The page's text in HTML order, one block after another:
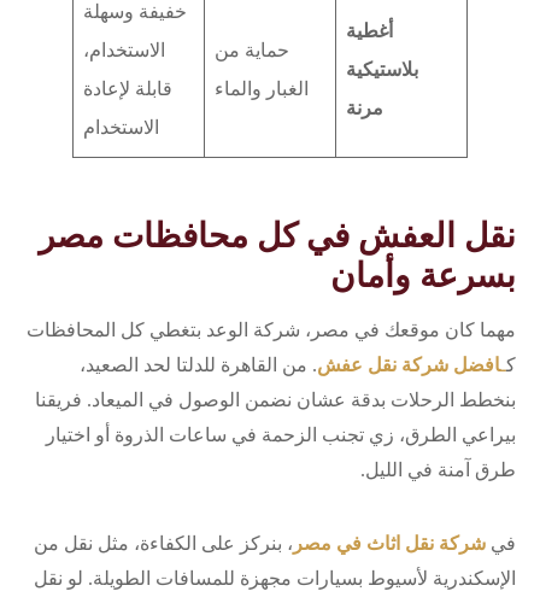
أغطية
بلاستيكية
مرنة
حماية من
الغبار والماء
خفيفة وسهلة
الاستخدام،
قابلة لإعادة
الاستخدام
نقل العفش في كل محافظات مصر
بسرعة وأمان
مهما كان موقعك في مصر، شركة الوعد بتغطي كل المحافظات
كـافضل شركة نقل عفش. من القاهرة للدلتا لحد الصعيد،
بنخطط الرحلات بدقة عشان نضمن الوصول في الميعاد. فريقنا
بيراعي الطرق، زي تجنب الزحمة في ساعات الذروة أو اختيار
طرق آمنة في الليل.
في شركة نقل اثاث في مصر ، بنركز على الكفاءة، مثل نقل من
الإسكندرية لأسيوط بسيارات مجهزة للمسافات الطويلة. لو نقل